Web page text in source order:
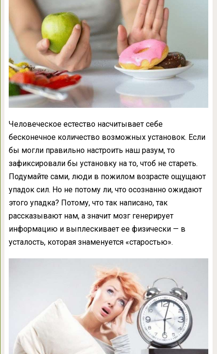
Человеческое естество насчитывает себе
бесконечное количество возможных установок. Если
бы могли правильно настроить наш разум, то
зафиксировали бы установку на то, чтоб не стареть.
Подумайте сами, люди в пожилом возрасте ощущают
упадок сил. Но не потому ли, что осознанно ожидают
этого упадка? Потому, что так написано, так
рассказывают нам, а значит мозг генерирует
информацию и выплескивает ее физически — в
усталость, которая знаменуется «старостью».